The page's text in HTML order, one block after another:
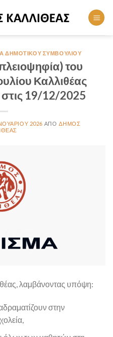
ΔΗΜΟΤΙΚΟΎ ΣΥΜΒΟΥΛΊΟΥ
του
Καλλιθέας
19/12/2025
2026
ΔΉΜΟΣ
λαμβάνοντας υπόψη:
στην